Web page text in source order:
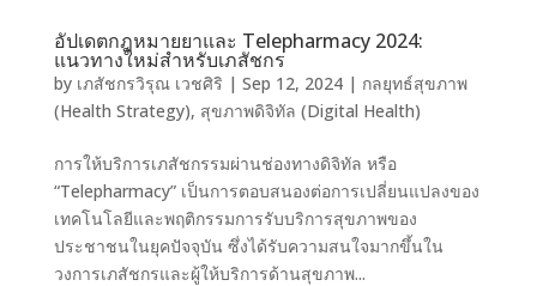
อัปเดตกฎหมายยาและ Telepharmacy 2024:
แนวทางใหม่สำหรับเภสัชกร
by เภสัชกรวิรุณ เวชศิริ | Sep 12, 2024| กลยุทธ์สุขภาพ
(Health Strategy), สุขภาพดิจิทัล (Digital Health)
การให้บริการเภสัชกรรมผ่านช่องทางดิจิทัล หรือ
“Telepharmacy” เป็นการตอบสนองต่อการเปลี่ยนแปลงของ
เทคโนโลยีและพฤติกรรมการรับบริการสุขภาพของ
ประชาชนในยุคปัจจุบัน ซึ่งได้รับความสนใจมากขึ้นใน
วงการเภสัชกรและผู้ให้บริการด้านสุขภาพ...